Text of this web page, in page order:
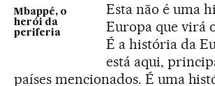
Mbappé, o
herói da
periferia
Esta não é uma
Europa que virá
É a história da
está aqui,
países mencionados. É uma